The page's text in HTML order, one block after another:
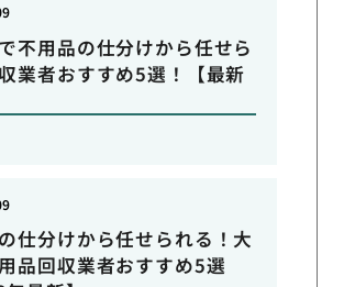
不用品の仕分けから任せら
業者おすすめ5選！【最新
仕分けから任せられる！大
品回収業者おすすめ5選